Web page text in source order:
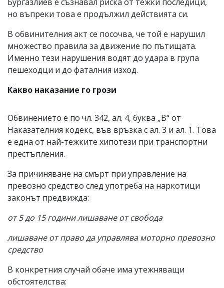
но въпреки това е продължил действията си.
В обвинителния акт се посочва, че той е нарушил
множество правила за движение по пътищата.
Именно тези нарушения водят до удара в група
пешеходци и до фаталния изход.
Какво наказание го грози
Обвинението е по чл. 342, ал. 4, буква „В“ от
Наказателния кодекс, във връзка с ал. 3 и ал. 1. Това
е една от най-тежките хипотези при транспортни
престъпления.
За причиняване на смърт при управление на
превозно средство след употреба на наркотици
законът предвижда:
от 5 до 15 години лишаване от свобода
лишаване от право да управлява моторно превозно
средство
В конкретния случай обаче има утежняващи
обстоятелства: